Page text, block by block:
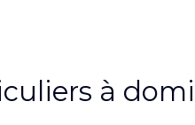
à